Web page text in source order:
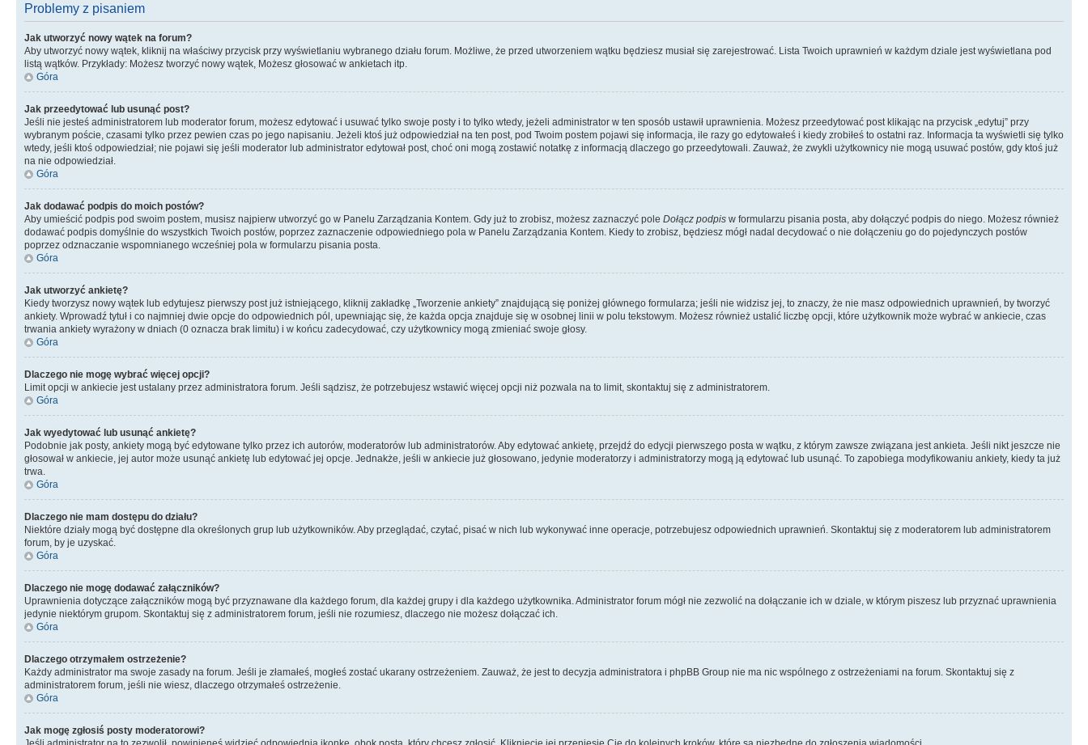
Problemy z pisaniem
Jak utworzyć nowy wątek na forum?
Aby utworzyć nowy wątek, kliknij na właściwy przycisk przy wyświetlaniu wybranego działu forum. Możliwe, że przed utworzeniem wątku będziesz musiał się zarejestrować. Lista Twoich uprawnień w każdym dziale jest wyświetlana pod
listą wątków. Przykłady: Możesz tworzyć nowy wątek, Możesz głosować w ankietach itp.
Góra
Jak przeedytować lub usunąć post?
Jeśli nie jesteś administratorem lub moderator forum, możesz edytować i usuwać tylko swoje posty i to tylko wtedy, jeżeli administrator w ten sposób ustawił uprawnienia. Możesz przeedytować post klikając na przycisk „edytuj” przy
wybranym poście, czasami tylko przez pewien czas po jego napisaniu. Jeżeli ktoś już odpowiedział na ten post, pod Twoim postem pojawi się informacja, ile razy go edytowałeś i kiedy zrobiłeś to ostatni raz. Informacja ta wyświetli się tylko
wtedy, jeśli ktoś odpowiedział; nie pojawi się jeśli moderator lub administrator edytował post, choć oni mogą zostawić notatkę z informacją dlaczego go przeedytowali. Zauważ, że zwykli użytkownicy nie mogą usuwać postów, gdy ktoś już
na nie odpowiedział.
Góra
Jak dodawać podpis do moich postów?
Aby umieścić podpis pod swoim postem, musisz najpierw utworzyć go w Panelu Zarządzania Kontem. Gdy już to zrobisz, możesz zaznaczyć pole Dołącz podpis w formularzu pisania posta, aby dołączyć podpis do niego. Możesz również
dodawać podpis domyślnie do wszystkich Twoich postów, poprzez zaznaczenie odpowiedniego pola w Panelu Zarządzania Kontem. Kiedy to zrobisz, będziesz mógł nadal decydować o nie dołączeniu go do pojedynczych postów
poprzez odznaczanie wspomnianego wcześniej pola w formularzu pisania posta.
Góra
Jak utworzyć ankietę?
Kiedy tworzysz nowy wątek lub edytujesz pierwszy post już istniejącego, kliknij zakładkę „Tworzenie ankiety” znajdującą się poniżej głównego formularza; jeśli nie widzisz jej, to znaczy, że nie masz odpowiednich uprawnień, by tworzyć
ankiety. Wprowadź tytuł i co najmniej dwie opcje do odpowiednich pól, upewniając się, że każda opcja znajduje się w osobnej linii w polu tekstowym. Możesz również ustalić liczbę opcji, które użytkownik może wybrać w ankiecie, czas
trwania ankiety wyrażony w dniach (0 oznacza brak limitu) i w końcu zadecydować, czy użytkownicy mogą zmieniać swoje głosy.
Góra
Dlaczego nie mogę wybrać więcej opcji?
Limit opcji w ankiecie jest ustalany przez administratora forum. Jeśli sądzisz, że potrzebujesz wstawić więcej opcji niż pozwala na to limit, skontaktuj się z administratorem.
Góra
Jak wyedytować lub usunąć ankietę?
Podobnie jak posty, ankiety mogą być edytowane tylko przez ich autorów, moderatorów lub administratorów. Aby edytować ankietę, przejdź do edycji pierwszego posta w wątku, z którym zawsze związana jest ankieta. Jeśli nikt jeszcze nie
głosował w ankiecie, jej autor może usunąć ankietę lub edytować jej opcje. Jednakże, jeśli w ankiecie już głosowano, jedynie moderatorzy i administratorzy mogą ją edytować lub usunąć. To zapobiega modyfikowaniu ankiety, kiedy ta już
trwa.
Góra
Dlaczego nie mam dostępu do działu?
Niektóre działy mogą być dostępne dla określonych grup lub użytkowników. Aby przeglądać, czytać, pisać w nich lub wykonywać inne operacje, potrzebujesz odpowiednich uprawnień. Skontaktuj się z moderatorem lub administratorem
forum, by je uzyskać.
Góra
Dlaczego nie mogę dodawać załączników?
Uprawnienia dotyczące załączników mogą być przyznawane dla każdego forum, dla każdej grupy i dla każdego użytkownika. Administrator forum mógł nie zezwolić na dołączanie ich w dziale, w którym piszesz lub przyznać uprawnienia
jedynie niektórym grupom. Skontaktuj się z administratorem forum, jeśli nie rozumiesz, dlaczego nie możesz dołączać ich.
Góra
Dlaczego otrzymałem ostrzeżenie?
Każdy administrator ma swoje zasady na forum. Jeśli je złamałeś, mogłeś zostać ukarany ostrzeżeniem. Zauważ, że jest to decyzja administratora i phpBB Group nie ma nic wspólnego z ostrzeżeniami na forum. Skontaktuj się z
administratorem forum, jeśli nie wiesz, dlaczego otrzymałeś ostrzeżenie.
Góra
Jak mogę zgłosiś posty moderatorowi?